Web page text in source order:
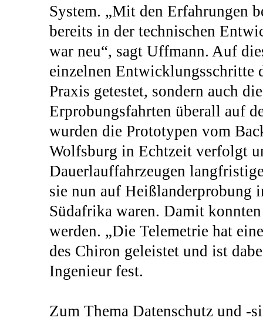
System. „Mit den Erfahrungen
bereits in der technischen
war neu“, sagt Uffmann. Auf
einzelnen Entwicklungsschritte
Praxis getestet, sondern auch
Erprobungsfahrten überall auf
wurden die Prototypen vom
Wolfsburg in Echtzeit verfolgt
Dauerlauffahrzeugen
sie nun auf Heißlanderprobung
Südafrika waren. Damit
werden. „Die Telemetrie hat
des Chiron geleistet und ist
Ingenieur fest.
Zum Thema Datenschutz und -